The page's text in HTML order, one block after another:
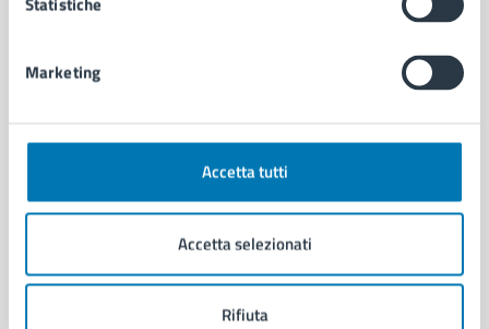
Marketing
Accetta tutti
Accetta selezionati
Rifiuta
Autorizzazioni
Documenti e certificati
Imprese e commercio
Salute, benessere e assistenza
Servizi Cimiteriali
Vita lavorativa